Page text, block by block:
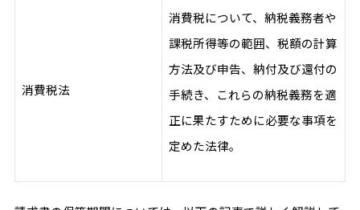
消費税法
消費税について、納税義務者や
課税所得等の範囲、税額の計算
方法及び申告、納付及び還付の
手続き、これらの納税義務を適
正に果たすために必要な事項を
定めた法律。